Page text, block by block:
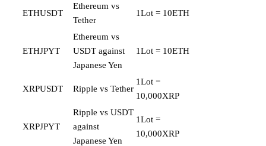
ETHUSDT
Ethereum vs
Tether
1Lot = 10ETH
ETHJPYT
Ethereum vs
USDT against
Japanese Yen
1Lot = 10ETH
XRPUSDT Ripple vs Tether
1Lot =
10,000XRP
XRPJPYT
Ripple vs USDT
against
Japanese Yen
1Lot =
10,000XRP